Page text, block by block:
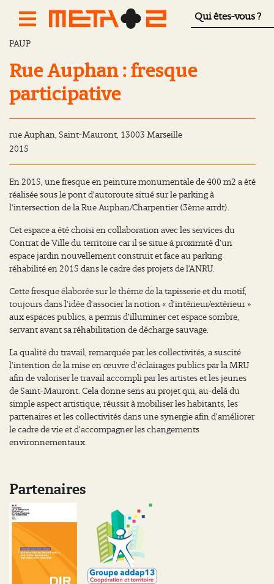
Qui êtes-vous ?
PAUP
Rue Auphan : fresque
participative
rue Auphan, Saint-Mauront, 13003 Marseille
2015
En 2015, une fresque en peinture monumentale de 400 m2 a été
réalisée sous le pont d’autoroute situé sur le parking à
l’intersection de la Rue Auphan/Charpentier (3èmearrdt).
Cet espace a été choisi en collaboration avec les services du
Contrat de Ville du territoire car il se situe à proximité d’un
espace jardin nouvellement construit et face au parking
réhabilité en 2015 dans le cadre des projets de l’ANRU.
Cette fresque élaborée sur le thème de la tapisserie et du motif,
toujours dans l’idée d’associer la notion « d’intérieur/extérieur »
aux espaces publics, a permis d’illuminer cet espace sombre,
servant avant sa réhabilitation de décharge sauvage.
La qualité du travail, remarquée par les collectivités, a suscité
l’intention de la mise en œuvre d’éclairages publics par la MRU
afin de valoriser le travail accompli par les artistes et les jeunes
de Saint-Mauront. Cela donne sens au projet qui, au-delà du
simple aspect artistique, réussit à mobiliser les habitants, les
partenaires et les collectivités dans une synergie afin d’améliorer
le cadre de vie et d’accompagner les changements
environnementaux.
Partenaires